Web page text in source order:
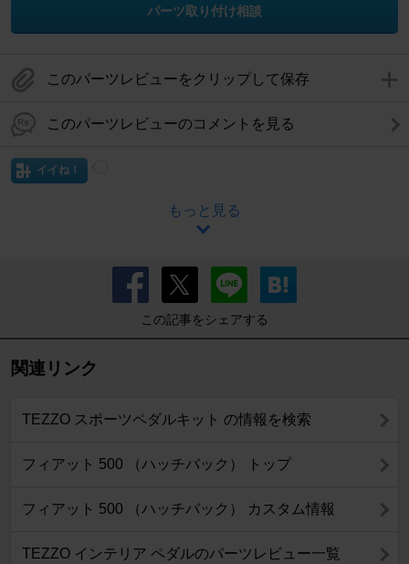
パーツ取り付け相談
このパーツレビューをクリップして保存
このパーツレビューのコメントを見る
イイね！
もっと見る
この記事をシェアする
関連リンク
TEZZO スポーツペダルキット の情報を検索
フィアット 500 （ハッチバック） トップ
フィアット 500 （ハッチバック） カスタム情報
TEZZO インテリア ペダルのパーツレビュー一覧